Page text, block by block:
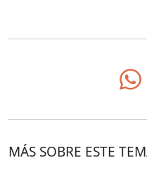
MÁS SOBRE ESTE